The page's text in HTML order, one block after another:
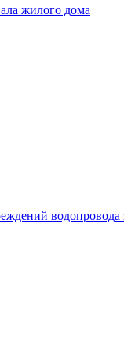
жилого дома
водопровода